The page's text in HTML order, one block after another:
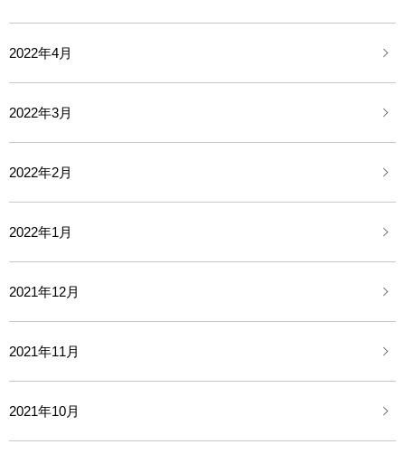
2022年4月
2022年3月
2022年2月
2022年1月
2021年12月
2021年11月
2021年10月